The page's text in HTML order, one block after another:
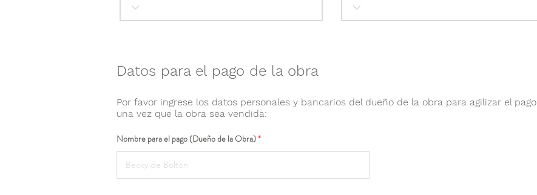
Datos para el pago de la obra
Por favor ingrese los datos personales y bancarios del dueño de la obra para agilizar el pago
una vez que la obra sea vendida:
Nombre para el pago (Dueño de la Obra)